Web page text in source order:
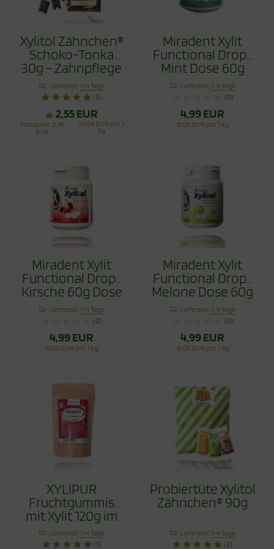
Xylitol Zähnchen®
Schoko-Tonka
30g - Zahnpflege
Bonbons
Lieferzeit:1-4 Tage
(3)
ab 2,55 EUR
Stückpreis 2,79
EUR
93,09 EUR pro 1
kg
Miradent Xylit
Functional Drops
Mint Dose 60g
Lieferzeit:1-4 Tage
(0)
4,99 EUR
83,10 EUR pro 1 kg
Miradent Xylit
Functional Drops
Kirsche 60g Dose
Lieferzeit:1-4 Tage
(0)
4,99 EUR
83,10 EUR pro 1 kg
Miradent Xylit
Functional Drops
Melone Dose 60g
Lieferzeit:1-4 Tage
(0)
4,99 EUR
83,10 EUR pro 1 kg
XYLIPUR
Fruchtgummis
mit Xylit 120g im
Beutel
Lieferzeit:1-4 Tage
(1)
Probiertüte Xylitol
Zähnchen® 90g
Lieferzeit:1-4 Tage
(2)